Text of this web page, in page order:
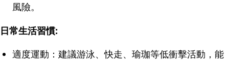
風險。
日常生活習慣:
適度運動：建議游泳、快走、瑜珈等低衝擊活動，能